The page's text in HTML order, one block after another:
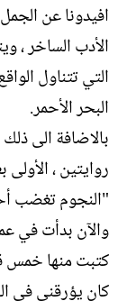
افيدونا عن
الأدب الساخر ،
التي تتناول
البحر الأحمر.
بالاضافة الى
روايتين ،
"النجوم تغضب
والآن بدأت في
كتبت منها
كان يؤرقني في